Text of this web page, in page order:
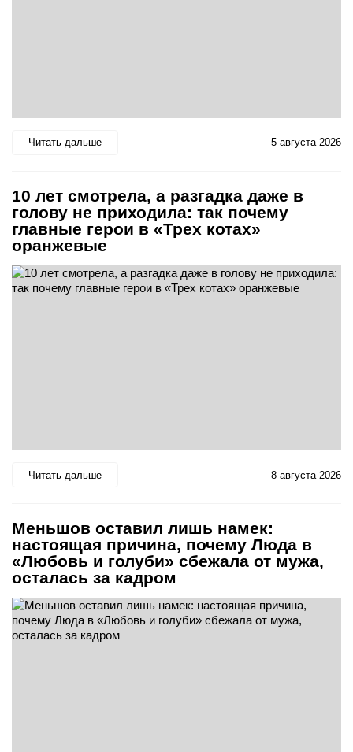
Читать дальше 5 августа 2026
10 лет смотрела, а разгадка даже в
голову не приходила: так почему
главные герои в «Трех котах»
оранжевые
Читать дальше 8 августа 2026
Меньшов оставил лишь намек:
настоящая причина, почему Люда в
«Любовь и голуби» сбежала от мужа,
осталась за кадром